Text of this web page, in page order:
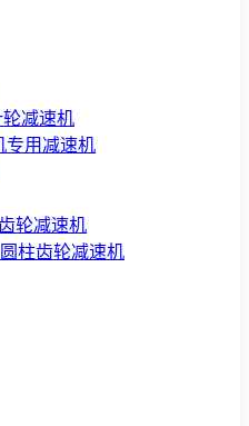
减速机
专用减速机
轮减速机
柱齿轮减速机